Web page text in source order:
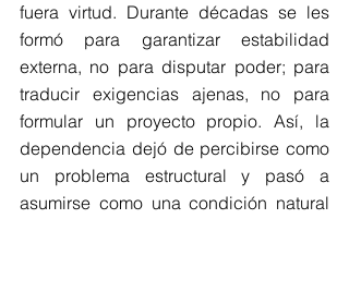
fuera virtud. Durante décadas se les
formó para garantizar estabilidad
externa, no para disputar poder; para
traducir exigencias ajenas, no para
formular un proyecto propio. Así, la
dependencia dejó de percibirse como
un problema estructural y pasó a
asumirse como una condición natural